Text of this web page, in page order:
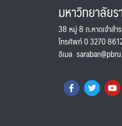
มหาวิทยาลัย
38 หมู่ 8 ถ.หาดเจ้าส
โทรศัพท์ 0 3270
อีเมล